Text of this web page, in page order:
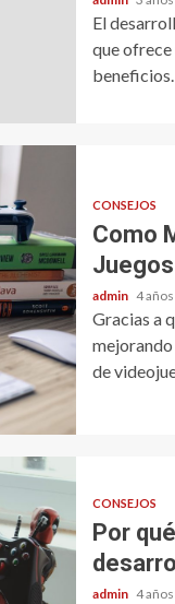
El
que
beneficios.
CONSEJOS
Como
Juegos
admin 4
Gracias a
de
CONSEJOS
Por
admin 4